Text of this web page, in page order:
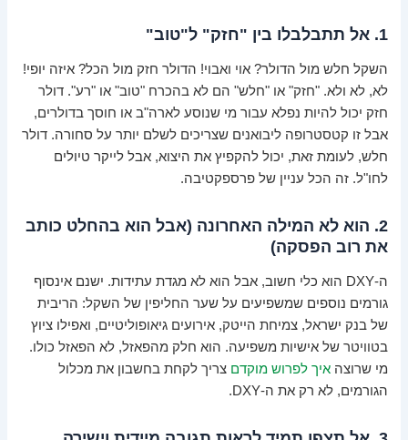
1. אל תתבלבלו בין "חזק" ל"טוב"
השקל חלש מול הדולר? אוי ואבוי! הדולר חזק מול הכל? איזה יופי!
לא, לא ולא. "חזק" או "חלש" הם לא בהכרח "טוב" או "רע". דולר
חזק יכול להיות נפלא עבור מי שנוסע לארה"ב או חוסך בדולרים,
אבל זו קטסטרופה ליבואנים שצריכים לשלם יותר על סחורה. דולר
חלש, לעומת זאת, יכול להקפיץ את היצוא, אבל לייקר טיולים
לחו"ל. זה הכל עניין של פרספקטיבה.
2. הוא לא המילה האחרונה (אבל הוא בהחלט כותב
את רוב הפסקה)
ה-DXY הוא כלי חשוב, אבל הוא לא מגדת עתידות. ישנם אינסוף
גורמים נוספים שמשפיעים על שער החליפין של השקל: הריבית
של בנק ישראל, צמיחת הייטק, אירועים גיאופוליטיים, ואפילו ציוץ
בטוויטר של אישיות משפיעה. הוא חלק מהפאזל, לא הפאזל כולו.
מי שרוצהאיך לפרוש מוקדם צריך לקחת בחשבון את מכלול
הגורמים, לא רק את ה-DXY.